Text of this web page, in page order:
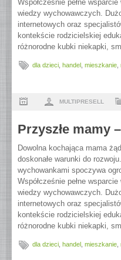
Współcześnie pełne
wiedzy wychowawczych.
internetowych oraz
kontekście rodzicielskiej
różnorodne kubki niekapki,
dla dzieci handel mieszkanie
MULTIPRESELL
Przyszłe mamy
Dowolna kochająca mama
doskonałe warunki do
wychowankami spoczywa
Współcześnie pełne
wiedzy wychowawczych.
internetowych oraz
kontekście rodzicielskiej
różnorodne kubki niekapki,
dla dzieci, handel , mieszkanie,